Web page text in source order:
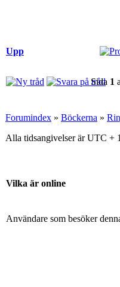
Upp
Sida 1
Forumindex » Böckerna »
Alla tidsangivelser är UTC +
Vilka är online
Användare som besöker